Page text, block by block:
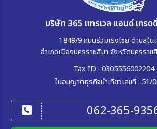
บริษัท 365 แทรเวล แอนด์ เทรด
1849/9 ถนนร่วมเริงไชย ตำบลใน
อำเภอเมืองนครราชสีมา จังหวัดนครรา
Tax ID : 0305556002204
ใบอนุญาตธุรกิจนำเที่ยวเลขที่ : 51/
062-365-